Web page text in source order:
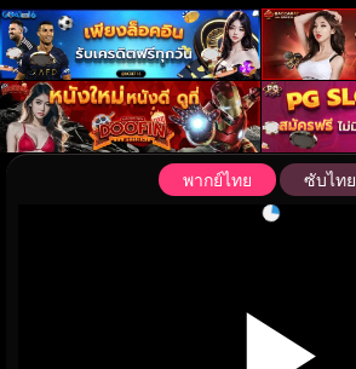
พากย์ไทย ซับไทย